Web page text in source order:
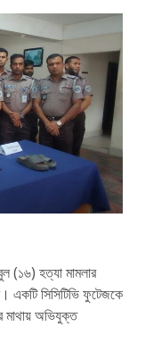
(১৬) হত্যা মামলার
একটি সিসিটিভি ফুটেজকে
মাথায় অভিযুক্ত